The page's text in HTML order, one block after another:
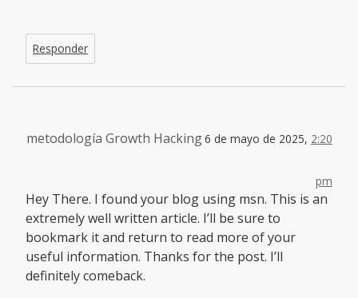
Responder
metodología Growth Hacking6 de mayo de 2025, 2:20
pm
Hey There. I found your blog using msn. This is an
extremely well written article. I’ll be sure to
bookmark it and return to read more of your
useful information. Thanks for the post. I’ll
definitely comeback.